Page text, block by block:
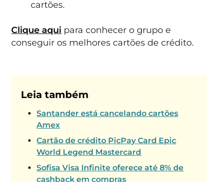
cartões.
Clique aqui para conhecer o grupo e
conseguir os melhores cartões de crédito.
Leia também
Santander está cancelando cartões
Amex
Cartão de crédito PicPay Card Epic
World Legend Mastercard
Sofisa Visa Infinite oferece até 8% de
cashback em compras